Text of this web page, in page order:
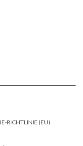
RICHTLINIE (EU)